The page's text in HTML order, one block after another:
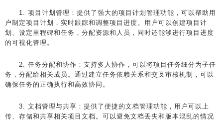
1. 项目计划管理：提供了强大的项目计划管理功能，可以帮助用
户制定项目计划，实时跟踪和调整项目进度。用户可以创建项目计
划、设定里程碑和任务，分配资源和人员，同时还能够进行项目进度
的可视化管理。
2. 任务分配和协作：支持多人协作，可以将项目任务细分为子任
务，分配给相关成员。通过建立任务依赖关系和交叉审核机制，可以
确保任务的正确执行和高效协同。
3. 文档管理与共享：提供了便捷的文档管理功能，用户可以上
传、存储和共享相关项目文档。可以避免文档丢失和版本混乱的情况